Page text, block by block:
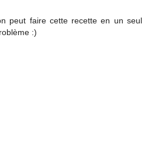
peut faire cette recette en un seul
:)